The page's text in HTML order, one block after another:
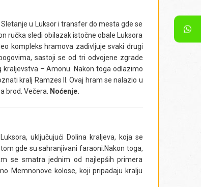
u Luksor i transfer do mesta gde se
ručka sledi obilazak istočne obale Luksora
kompleks hramova zadivljuje svaki drugi
sastoji se od tri odvojene zgrade
kraljevstva – Amonu. Nakon toga odlazimo
kralj Ramzes II. Ovaj hram se nalazio u
brod. Večera.
Noćenje.
uključujući Dolina kraljeva, koja se
gde su sahranjivani faraoni.Nakon toga,
se smatra jednim od najlepših primera
Memnonove kolose, koji pripadaju kralju